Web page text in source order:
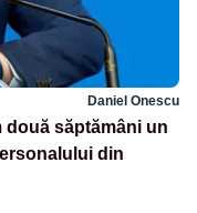
Daniel Onescu
două săptămâni un
din